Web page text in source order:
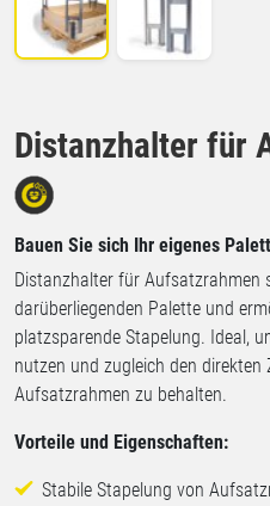
Distanzhalter für
Bauen Sie sich Ihr eigenes
Distanzhalter für Aufsatzrahmen
darüberliegenden Palette und
platzsparende Stapelung. Ideal,
nutzen und zugleich den
Aufsatzrahmen zu behalten.
Vorteile und Eigenschaften:
Stabile Stapelung von